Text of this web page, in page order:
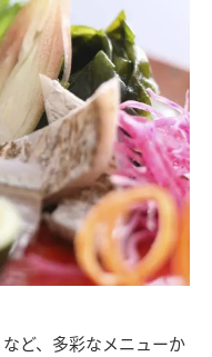
ど、多彩なメニューか